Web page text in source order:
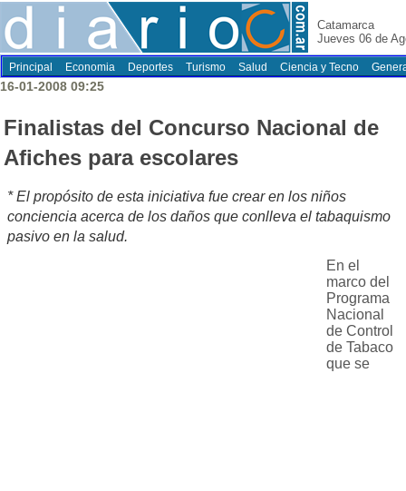
Catamarca
Jueves 06 de
Principal Economia Deportes Turismo Salud Ciencia y Tecno
16-01-2008 09:25
Finalistas del Concurso Nacional de
Afiches para escolares
* El propósito de esta iniciativa fue crear en los niños
conciencia acerca de los daños que conlleva el tabaquismo
pasivo en la salud.
En el
marco del
Programa
Nacional
de Control
de Tabaco
que se